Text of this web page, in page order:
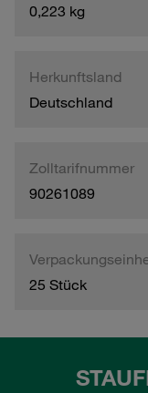
0,223 kg
Herkunftsland
Deutschland
Zolltarifnummer
90261089
25 Stück